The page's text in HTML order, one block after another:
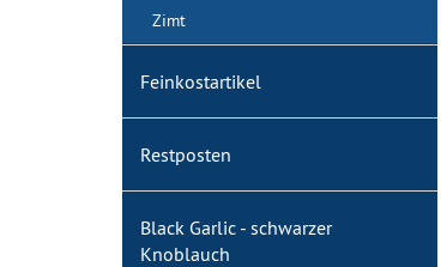
Zimt
Feinkostartikel
Restposten
Black Garlic - schwarzer
Knoblauch